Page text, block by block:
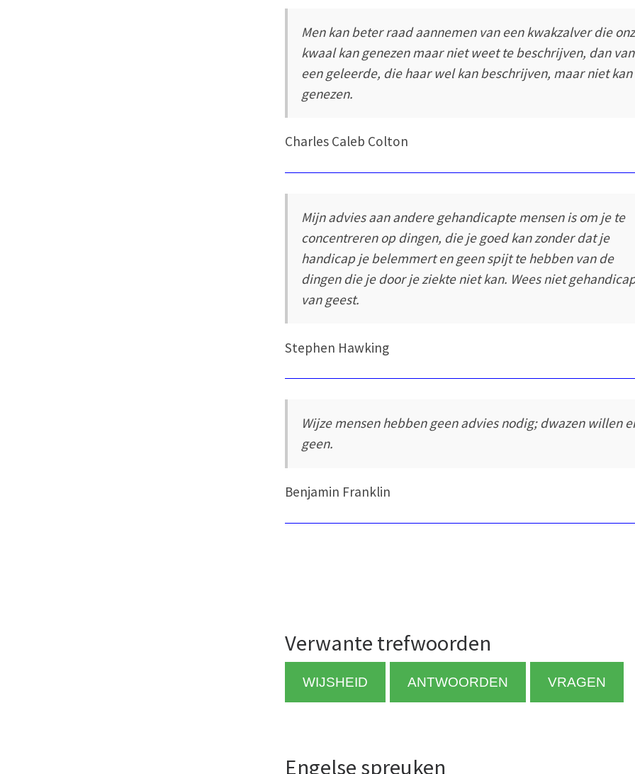
Men kan beter raad aannemen van een kwakzalver die
kwaal kan genezen maar niet weet te beschrijven, dan van
een geleerde, die haar wel kan beschrijven, maar niet kan
genezen.
Charles Caleb Colton
Mijn advies aan andere gehandicapte mensen is om je te
concentreren op dingen, die je goed kan zonder dat je
handicap je belemmert en geen spijt te hebben van de
dingen die je door je ziekte niet kan. Wees niet
van geest.
Stephen Hawking
Wijze mensen hebben geen advies nodig; dwazen willen
geen.
Benjamin Franklin
Verwante trefwoorden
WIJSHEID ANTWOORDEN VRAGEN
Engelse spreuken